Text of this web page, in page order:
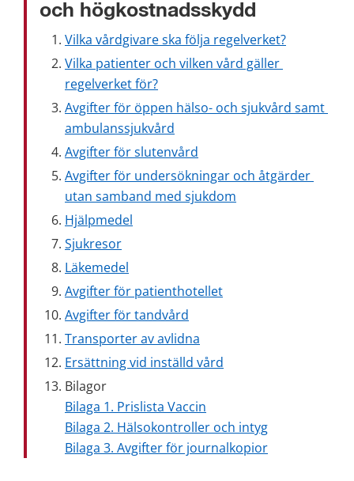
och högkostnadsskydd
Vilka vårdgivare ska följa regelverket?
Vilka patienter och vilken vård gäller
regelverket för?
Avgifter för öppen hälso- och sjukvård samt
ambulanssjukvård
Avgifter för slutenvård
Avgifter för undersökningar och åtgärder
utan samband med sjukdom
Hjälpmedel
Sjukresor
Läkemedel
Avgifter för patienthotellet
Avgifter för tandvård
Transporter av avlidna
Ersättning vid inställd vård
Bilagor
Bilaga 1. Prislista Vaccin
Bilaga 2. Hälsokontroller och intyg
Bilaga 3. Avgifter för journalkopior